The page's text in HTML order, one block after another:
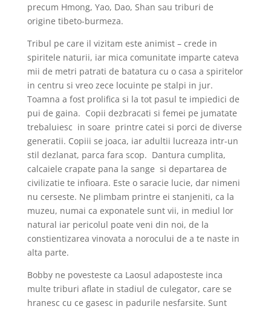
precum Hmong, Yao, Dao, Shan sau triburi de
origine tibeto-burmeza.
Tribul pe care il vizitam este animist – crede in
spiritele naturii, iar mica comunitate imparte cateva
mii de metri patrati de batatura cu o casa a spiritelor
in centru si vreo zece locuinte pe stalpi in jur.
Toamna a fost prolifica si la tot pasul te impiedici de
pui de gaina. Copii dezbracati si femei pe jumatate
trebaluiesc in soare printre catei si porci de diverse
generatii. Copiii se joaca, iar adultii lucreaza intr-un
stil dezlanat, parca fara scop. Dantura cumplita,
calcaiele crapate pana la sange si departarea de
civilizatie te infioara. Este o saracie lucie, dar nimeni
nu cerseste. Ne plimbam printre ei stanjeniti, ca la
muzeu, numai ca exponatele sunt vii, in mediul lor
natural iar pericolul poate veni din noi, de la
constientizarea vinovata a norocului de a te naste in
alta parte.
Bobby ne povesteste ca Laosul adaposteste inca
multe triburi aflate in stadiul de culegator, care se
hranesc cu ce gasesc in padurile nesfarsite. Sunt